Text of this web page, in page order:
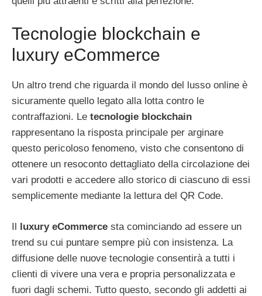
Tecnologie blockchain e
luxury eCommerce
Un altro trend che riguarda il mondo del lusso online è
sicuramente quello legato alla lotta contro le
contraffazioni. Le tecnologie blockchain
rappresentano la risposta principale per arginare
questo pericoloso fenomeno, visto che consentono di
ottenere un resoconto dettagliato della circolazione dei
vari prodotti e accedere allo storico di ciascuno di essi
semplicemente mediante la lettura del QR Code.
Il luxury eCommerce sta cominciando ad essere un
trend su cui puntare sempre più con insistenza. La
diffusione delle nuove tecnologie consentirà a tutti i
clienti di vivere una vera e propria personalizzata e
fuori dagli schemi. Tutto questo, secondo gli addetti ai